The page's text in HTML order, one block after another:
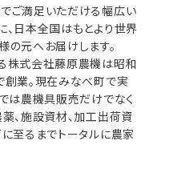
ご満足いただける幅広い
、日本全国はもとより世界
の元へお届けします。
株式会社藤原農機は昭和
業。現在みなべ町で実
は農機具販売だけでなく
、施設資材、加工出荷資
至るまでトータルに農家